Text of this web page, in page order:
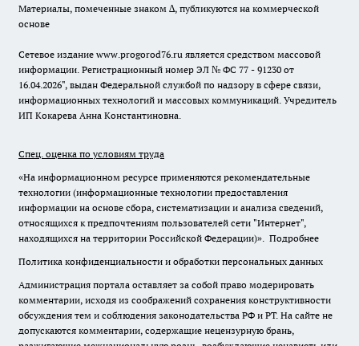
Материалы, помеченные знаком ∆, публикуются на коммерческой
основе
Сетевое издание www.progorod76.ru является средством массовой
информации. Регистрационный номер ЭЛ № ФС 77 - 91230 от
16.04.2026", выдан Федеральной службой по надзору в сфере связи,
информационных технологий и массовых коммуникаций. Учредитель
ИП Кокарева Анна Константиновна.
Спец. оценка по условиям труда
«На информационном ресурсе применяются рекомендательные
технологии (информационные технологии предоставления
информации на основе сбора, систематизации и анализа сведений,
относящихся к предпочтениям пользователей сети "Интернет",
находящихся на территории Российской Федерации)». Подробнее
Политика конфиденциальности и обработки персональных данных
Администрация портала оставляет за собой право модерировать
комментарии, исходя из соображений сохранения конструктивности
обсуждения тем и соблюдения законодательства РФ и РТ. На сайте не
допускаются комментарии, содержащие нецензурную брань,